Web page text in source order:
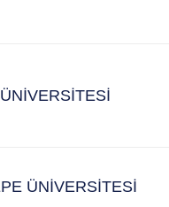
ÜNİVERSİTESİ